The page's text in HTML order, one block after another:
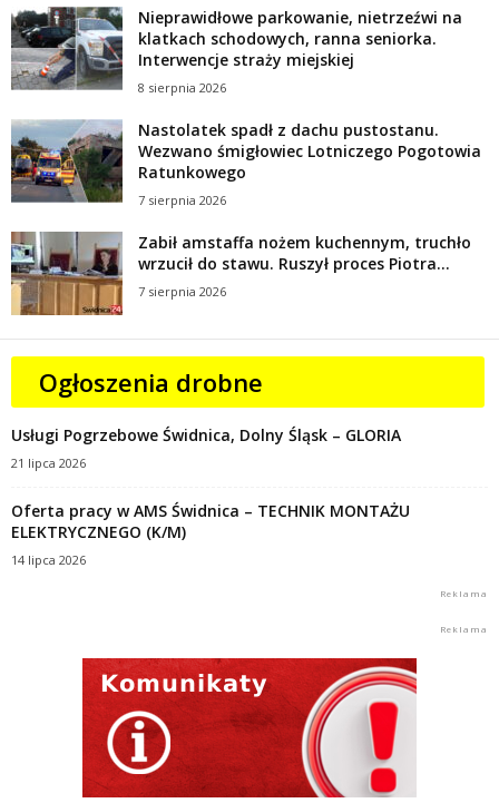
Nieprawidłowe parkowanie, nietrzeźwi na
klatkach schodowych, ranna seniorka.
Interwencje straży miejskiej
8 sierpnia 2026
Nastolatek spadł z dachu pustostanu.
Wezwano śmigłowiec Lotniczego Pogotowia
Ratunkowego
7 sierpnia 2026
Zabił amstaffa nożem kuchennym, truchło
wrzucił do stawu. Ruszył proces Piotra...
7 sierpnia 2026
Ogłoszenia drobne
Usługi Pogrzebowe Świdnica, Dolny Śląsk – GLORIA
21 lipca 2026
Oferta pracy w AMS Świdnica – TECHNIK MONTAŻU
ELEKTRYCZNEGO (K/M)
14 lipca 2026